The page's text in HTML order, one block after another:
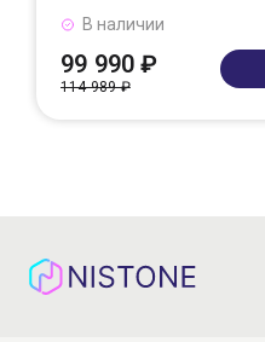
В наличии
99 990 ₽
114 989 ₽